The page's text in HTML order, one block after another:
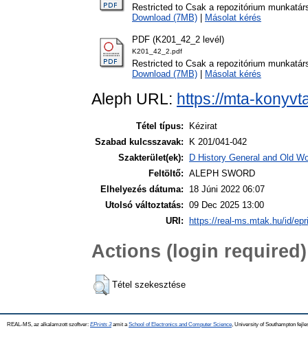
Restricted to Csak a repozitórium
Download (7MB)
Másolat kérés
PDF (K201_42_2 levél)
K201_42_2.pdf
Restricted to Csak a repozitórium
Download (7MB)
Másolat kérés
Aleph URL: https://mta-
Tétel típus:
Kézirat
Szabad kulcsszavak:
K 201/041-042
Szakterület(ek):
D History General and Old
Feltöltő: ALEPH SWORD
Elhelyezés dátuma:
18 Júni 2022 06:07
Utolsó változtatás: 09 Dec 2025 13:00
URI:
https://real-ms.mtak.hu/id/
Actions (login required)
Tétel szekesztése
REAL-MS, az alkalamzott szoftver: EPrints 3amit a School of Electronics and Computer Science , University of Southampton